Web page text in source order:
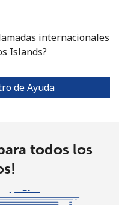
27 min por ⁦$10⁩ ⁦25¢⁩
30 min por ⁦$10⁩ -
4 min por ⁦$10⁩
internacionales
Islands?
de Ayuda
todos los